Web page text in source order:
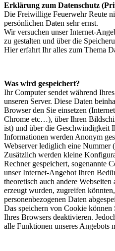
Erklärung zum Datenschutz
Die Freiwillige Feuerwehr Reute
persönlichen Daten sehr ernst.
Wir versuchen unser Internet-
zu gestalten und über die
Hier erfahrt Ihr alles zum Thema
Was wird gespeichert?
Ihr Computer sendet während
unseren Server. Diese Daten
Browser den Sie einsetzen
Chrome etc…), über Ihren
ist) und über die Geschwindigkeit
Informationen werden Anonym
Webserver lediglich eine Nummer
Zusätzlich werden kleine
Rechner gespeichert, sogenannte
unser Internet-Angebot Ihren
theoretisch auch andere
erzeugt wurden, zugreifen
personenbezogenen Daten
Das speichern von Cookie
Ihres Browsers deaktivieren.
alle Funktionen unseres Angebots